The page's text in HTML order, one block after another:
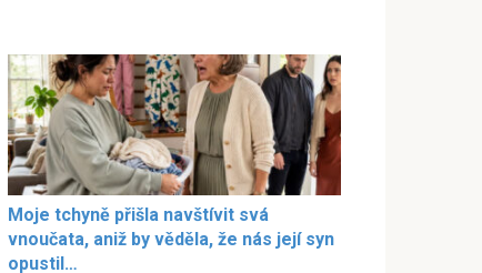
Moje tchyně přišla navštívit svá
vnoučata, aniž by věděla, že nás její syn
opustil…